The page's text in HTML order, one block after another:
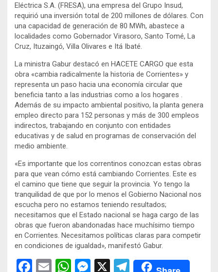
Eléctrica S.A. (FRESA), una empresa del Grupo Insud,
requirió una inversión total de 200 millones de dólares. Con
una capacidad de generación de 80 MWh, abastece a
localidades como Gobernador Virasoro, Santo Tomé, La
Cruz, Ituzaingó, Villa Olivares e Itá Ibaté.
La ministra Gabur destacó en HACETE CARGO que esta
obra «cambia radicalmente la historia de Corrientes» y
representa un paso hacia una economía circular que
beneficia tanto a las industrias como a los hogares .
Además de su impacto ambiental positivo, la planta genera
empleo directo para 152 personas y más de 300 empleos
indirectos, trabajando en conjunto con entidades
educativas y de salud en programas de conservación del
medio ambiente.
«Es importante que los correntinos conozcan estas obras
para que vean cómo está cambiando Corrientes. Este es
el camino que tiene que seguir la provincia. Yo tengo la
tranquilidad de que por lo menos el Gobierno Nacional nos
escucha pero no estamos teniendo resultados;
necesitamos que el Estado nacional se haga cargo de las
obras que fueron abandonadas hace muchísimo tiempo
en Corrientes. Necesitamos políticas claras para competir
en condiciones de igualdad», manifestó Gabur.
F
E
W M X
T